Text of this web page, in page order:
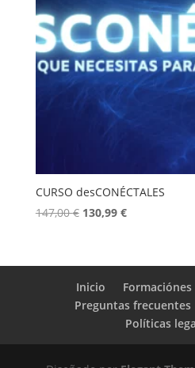
CURSO desCONÉCTALES
147,00€ El
era:
147,00 €.
130,99 €El
es:
130,99 €.
Inicio Formaciónes
Preguntas frecuentes
Políticas